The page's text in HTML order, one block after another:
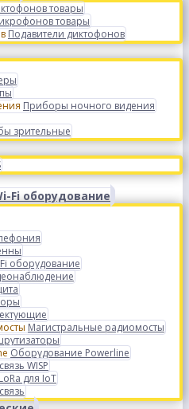
товары
товары
Подавители диктофонов
Приборы ночного видения
зрительные
Fi оборудование
оборудование
Магистральные радиомосты
Оборудование Powerline
WISP
для IoT